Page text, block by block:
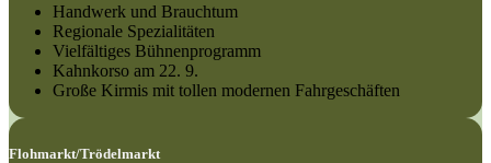
Handwerk und Brauchtum
Regionale Spezialitäten
Vielfältiges Bühnenprogramm
Kahnkorso am 22. 9.
Große Kirmis mit tollen modernen Fahrgeschäften
Flohmarkt/Trödelmarkt